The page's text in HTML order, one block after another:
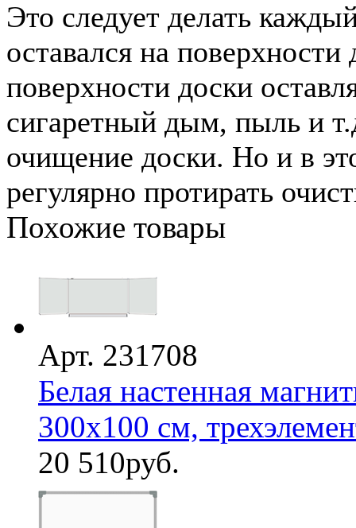
Это следует делать
оставался на
поверхности доски
сигаретный дым, пыль и
очищение доски. Но и в
регулярно протирать
Похожие товары
Арт. 231708
Белая настенная
300х100 см,
20 510руб.